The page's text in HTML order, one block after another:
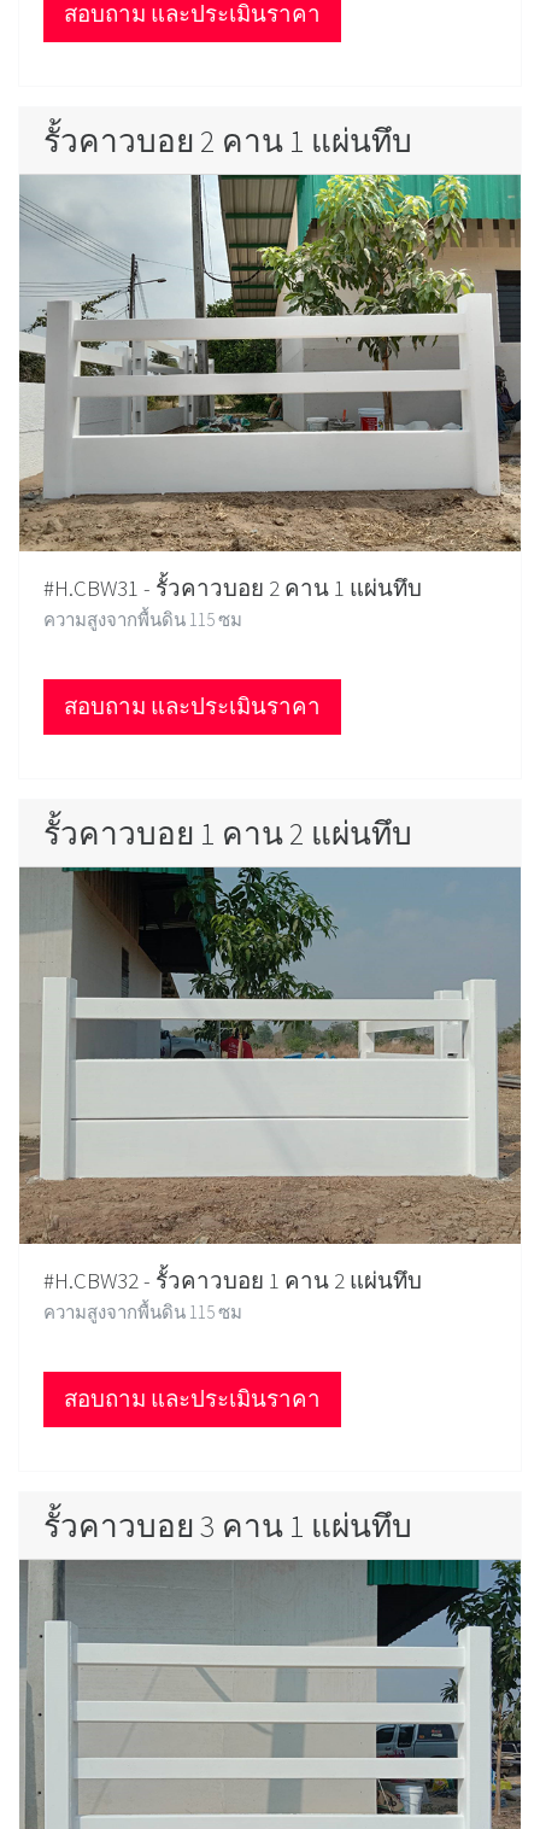
สอบถาม และประเมินราคา
รั้วคาวบอย 2 คาน 1 แผ่นทึบ
#H.CBW31 - รั้วคาวบอย 2 คาน 1 แผ่นทึบ
ความสูงจากพื้นดิน 115 ซม
สอบถาม และประเมินราคา
รั้วคาวบอย 1 คาน 2 แผ่นทึบ
#H.CBW32 - รั้วคาวบอย 1 คาน 2 แผ่นทึบ
ความสูงจากพื้นดิน 115 ซม
สอบถาม และประเมินราคา
รั้วคาวบอย 3 คาน 1 แผ่นทึบ